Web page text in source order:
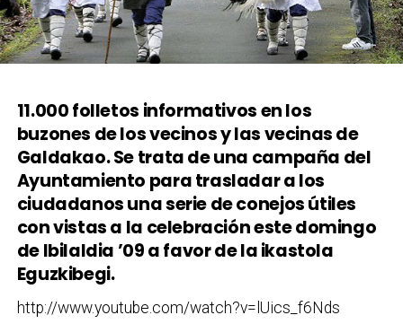
11.000 folletos informativos en los
buzones de los vecinos y las vecinas de
Galdakao. Se trata de una campaña del
Ayuntamiento para trasladar a los
ciudadanos una serie de conejos útiles
con vistas a la celebración este domingo
de Ibilaldia ’09 a favor de la ikastola
Eguzkibegi.
http://www.youtube.com/watch?v=lUics_f6Nds